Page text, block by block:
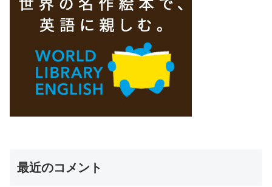
最近のコメント